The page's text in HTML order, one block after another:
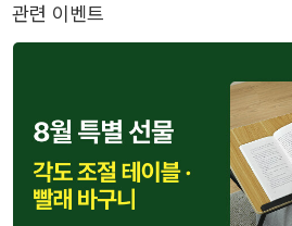
관련 이벤트